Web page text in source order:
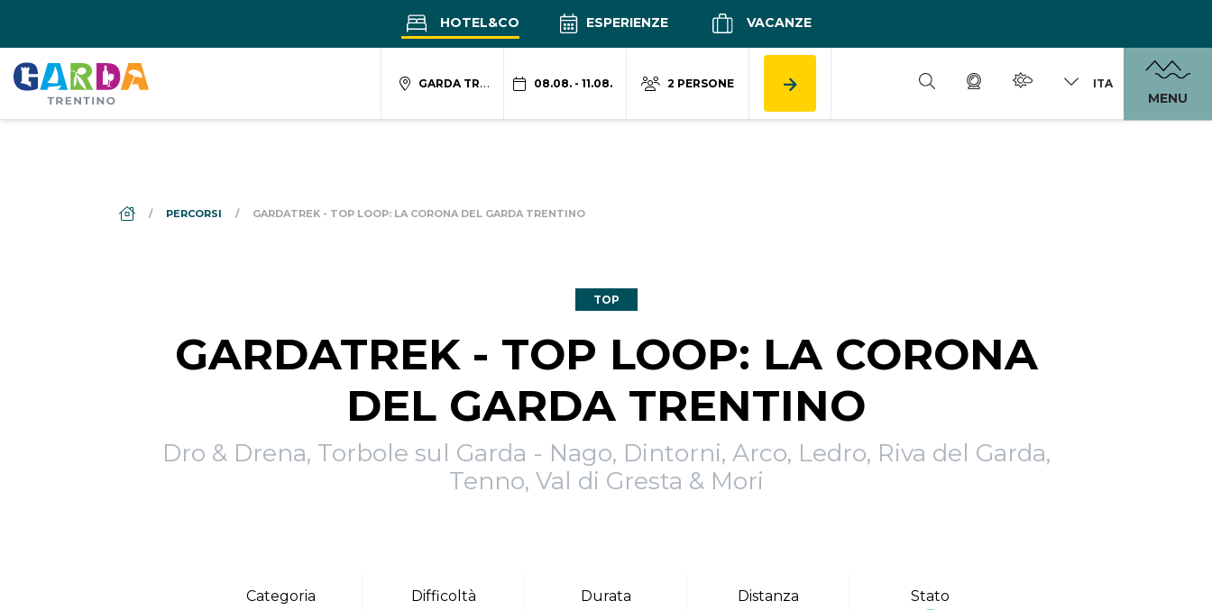
HOTEL&CO ESPERIENZE VACANZE
GARDA TRENTINO 08.08. - 11.08. 2 PERSONE ITA
MENU
DS_BREADCRUMB.HOME
PERCORSI GARDATREK - TOP LOOP: LA CORONA DEL GARDA TRENTINO
TOP
GARDATREK - TOP LOOP: LA CORONA
DEL GARDA TRENTINO
Dro & Drena, Torbole sul Garda - Nago, Dintorni, Arco, Ledro, Riva del Garda,
Tenno, Val di Gresta & Mori
Categoria Difficoltà Durata Distanza Stato